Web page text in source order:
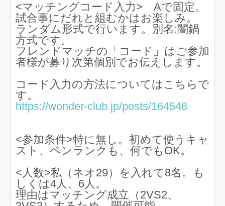
<マッチングコード入力> Aで固定。
試合事にだれと組むかはお楽しみ。
ランダム形式で行います。別名:闇鍋
方式です。
フレンドマッチの「コード」はご参加
者様が募り次第個別でお伝えします。
コード入力の方法についてはこちらで
す。
https://wonder-club.jp/posts/164548
<参加条件>特に無し。初めて使うキャ
スト、ペンランクも、何でもOK。
<人数>私（ネオ29）を入れて8名。も
しくは4人、6人。
理由はマッチング成立（2VS2、